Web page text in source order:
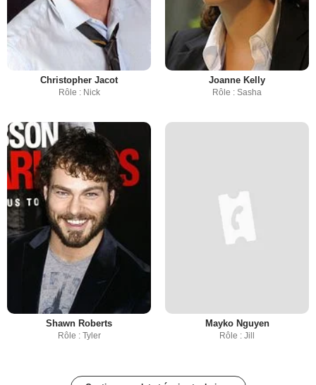
Christopher Jacot
Rôle : Nick
Joanne Kelly
Rôle : Sasha
Shawn Roberts
Rôle : Tyler
Mayko Nguyen
Rôle : Jill